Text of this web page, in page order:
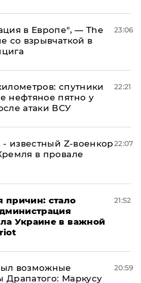
в Европе", — The
со взрывчаткой в
23:06
спутники
нефтяное пятно у
атаки ВСУ
22:21
известный Z-военкор
в провале
22:07
причин: стало
Украине в важной
21:52
возможные
Драпатого: Маркусу
20:59